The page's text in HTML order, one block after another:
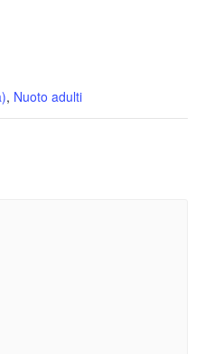
, Nuoto adulti